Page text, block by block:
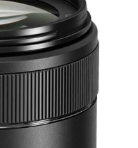
【LARGE APPLICATION】 L'étui
pour appareil photo peut
parfaitement s'adapter à la
plupart des appareils photo et
accessoires, adapté aux
appareils photo reflex
numériques Canon, Fuji, Sony,
Nikon, Samsung, Casio,
Panasonic, etc. Ce sac pour
appareil photo est parfait pour
les amateurs de photographie,
qu'ils soient adolescents ou
personnes d'âge moyen et